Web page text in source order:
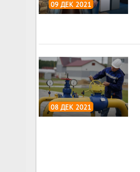
09 ДЕК 2021
08 ДЕК 2021